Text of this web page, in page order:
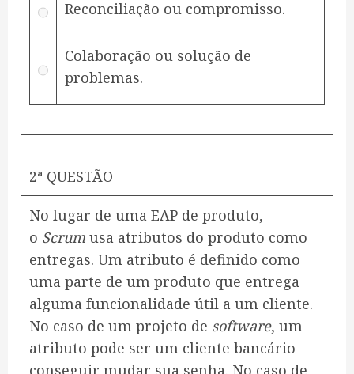
Reconciliação ou compromisso.
Colaboração ou solução de
problemas.
2ª QUESTÃO
No lugar de uma EAP de produto,
o Scrum usa atributos do produto como
entregas. Um atributo é definido como
uma parte de um produto que entrega
alguma funcionalidade útil a um cliente.
No caso de um projeto de software, um
atributo pode ser um cliente bancário
conseguir mudar sua senha. No caso de